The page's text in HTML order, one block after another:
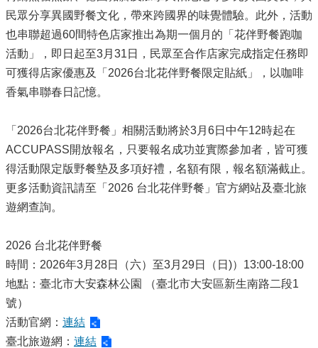
民眾分享異國野餐文化，帶來跨國界的味覺體驗。此外，活動
也串聯超過60間特色店家推出為期一個月的「花伴野餐跑咖
活動」，即日起至3月31日，民眾至合作店家完成指定任務即
可獲得店家優惠及「2026台北花伴野餐限定貼紙」，以咖啡
香氣串聯春日記憶。
「2026台北花伴野餐」相關活動將於3月6日中午12時起在
ACCUPASS開放報名，只要報名成功並實際參加者，皆可獲
得活動限定版野餐墊及多項好禮，名額有限，報名額滿截止。
更多活動資訊請至「2026 台北花伴野餐」官方網站及臺北旅
遊網查詢。
2026 台北花伴野餐
時間：2026年3月28日（六）至3月29日（日)）13:00-18:00
地點：臺北市大安森林公園 （臺北市大安區新生南路二段1
號）
活動官網： 連結
臺北旅遊網： 連結